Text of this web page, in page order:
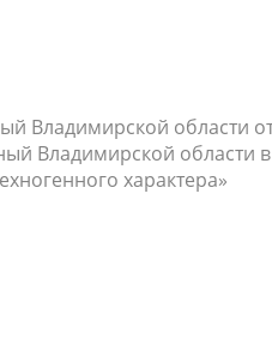
Владимирской области
Владимирской области в
характера»